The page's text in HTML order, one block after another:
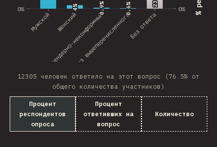
0%
Мужской Женский
Небинарный/гендерно-неконформный
Ничего из вышеперечисленногоБез ответа
0% 4%
4% 0.9%
0.9% 0.6%
0.6%
12305 человек ответило на этот вопрос (76.5% от
общего количества участников)
Процент
респондентов
опроса
Процент
ответивших на
вопрос
Количество